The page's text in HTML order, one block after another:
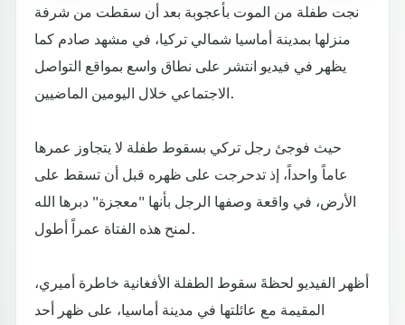
نجت طفلة من الموت بأعجوبة بعد أن سقطت من شرفة
منزلها بمدينة أماسيا شمالي تركيا، في مشهد صادم كما
يظهر في فيديو انتشر على نطاق واسع بمواقع التواصل
الاجتماعي خلال اليومين الماضيين.
حيث فوجئ رجل تركي بسقوط طفلة لا يتجاوز عمرها
عاماً واحداً، إذ تدحرجت على ظهره قبل أن تسقط على
الأرض، في واقعة وصفها الرجل بأنها "معجزة" دبرها الله
لمنح هذه الفتاة عمراً أطول.
أظهر الفيديو لحظةَ سقوط الطفلة الأفغانية خاطرة أميري،
المقيمة مع عائلتها في مدينة أماسيا، على ظهر أحد